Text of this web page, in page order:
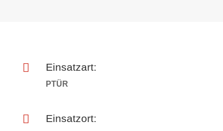
 Einsatzart:
PTÜR
 Einsatzort: